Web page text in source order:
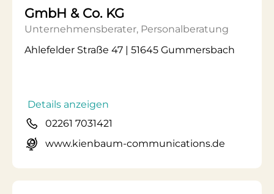
GmbH & Co. KG
Unternehmensberater, Personalberatung
Ahlefelder Straße 47 | 51645 Gummersbach
Details anzeigen
02261 7031421
www.kienbaum-communications.de